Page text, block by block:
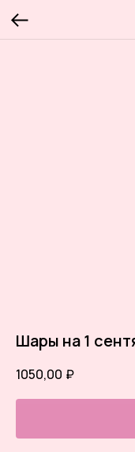
Шары на 1
1050,00 ₽